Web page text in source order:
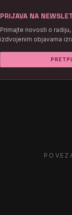
PRIJAVA NA
Primajte novosti o
izdvojenim objavama